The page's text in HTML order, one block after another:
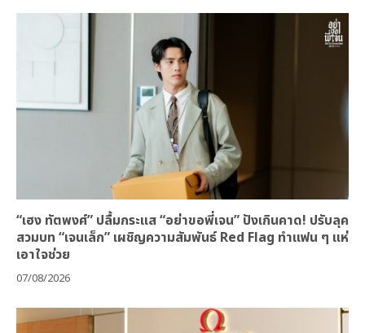
“เฮง ทัตพงศ์” ปลื้มกระแส “อย่าขอพี่เจน” ปังเกินคาด! ปรับลุค
สวมบท “เจนเล็ก” เผชิญความสัมพันธ์ Red Flag ทำแฟน ๆ แห่
เอาใจช่วย
07/08/2026